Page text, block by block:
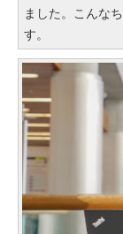
ました。こんな
す。